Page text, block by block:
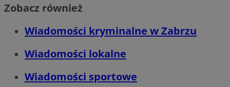
Zobacz również
Wiadomości kryminalne w Zabrzu
Wiadomości lokalne
Wiadomości sportowe